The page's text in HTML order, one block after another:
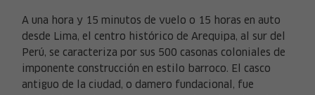
A una hora y 15 minutos de vuelo o 15 horas en auto
desde Lima, el centro histórico de Arequipa, al sur del
Perú, se caracteriza por sus 500 casonas coloniales de
imponente construcción en estilo barroco. El casco
antiguo de la ciudad, o damero fundacional, fue